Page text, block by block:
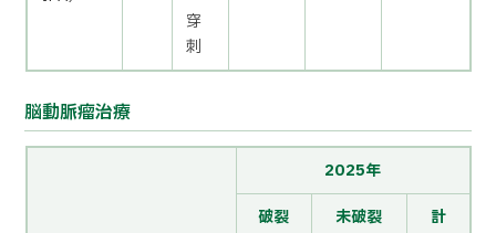
穿
刺
脳動脈瘤治療
2025年
破裂
未破裂
計